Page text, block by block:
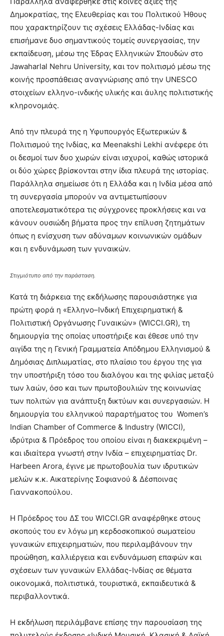
Δημοκρατίας, της Ελευθερίας και του Πολιτικού Ήθους
που χαρακτηρίζουν τις σχέσεις Ελλάδας-Ινδίας και
επισήμανε δυο σημαντικούς τομείς συνεργασίας, την
εκπαίδευση, μέσω της Έδρας Ελληνικών Σπουδών στο
Jawaharlal Nehru University, και τον πολιτισμό μέσω της
κοινής προσπάθειας αναγνώρισης από την UNESCO
στοιχείων ελληνο-ινδικής υλικής και άυλης πολιτιστικής
κληρονομιάς.
Από την πλευρά της η Υφυπουργός Εξωτερικών &
Πολιτισμού της Ινδίας, κα Meenakshi Lekhi ανέφερε ότι
οι δεσμοί των δυο χωρών είναι ισχυροί, καθώς ιστορικά
οι δύο χώρες βρίσκονται στην ίδια πλευρά της ιστορίας.
Παράλληλα σημείωσε ότι η Ελλάδα και η Ινδία μέσα από
τη συνεργασία μπορούν να αντιμετωπίσουν
αποτελεσματικότερα τις σύγχρονες προκλήσεις και να
κάνουν ουσιώδη βήματα προς την επίλυση ζητημάτων
όπως η ενίσχυση των αδύναμων κοινωνικών ομάδων
και η ενδυνάμωση των γυναικών.
Στιγμιότυπο από την παράσταση.
Κατά τη διάρκεια της εκδήλωσης παρουσιάστηκε για
πρώτη φορά η «Ελληνο–Ινδική Επιχειρηματική &
Πολιτιστική Οργάνωσης Γυναικών» (WICCI.GR), τη
δημιουργία της οποίας υποστήριξε και έθεσε υπό την
αιγίδα της η Γενική Γραμματεία Απόδημου Ελληνισμού &
Δημόσιας Διπλωματίας, στο πλαίσιο του έργου της για
την υποστήριξη τόσο του διαλόγου και της φιλίας μεταξύ
των λαών, όσο και των πρωτοβουλιών της κοινωνίας
των πολιτών για ανάπτυξη δικτύων και συνεργασιών. Η
δημιουργία του ελληνικού παραρτήματος του Women’s
Indian Chamber of Commerce & Industry (WICCI),
ιδρύτρια & Πρόεδρος του οποίου είναι η διακεκριμένη –
και ιδιαίτερα γνωστή στην Ινδία – επιχειρηματίας Dr.
Harbeen Arora, έγινε με πρωτοβουλία των ιδρυτικών
μελών κ.κ. Αικατερίνης Σοφιανού & Δέσποινας
Γιαννακοπούλου.
Η Πρόεδρος του ΔΣ του WICCI.GR αναφέρθηκε στους
σκοπούς του εν λόγω μη κερδοσκοπικού σωματείου
γυναικών επιχειρηματιών, που περιλαμβάνουν την
προώθηση, καλλιέργεια και ενδυνάμωση επαφών και
σχέσεων των γυναικών Ελλάδας-Ινδίας σε θέματα
οικονομικά, πολιτιστικά, τουριστικά, εκπαιδευτικά &
περιβαλλοντικά.
Η εκδήλωση περιλάμβανε επίσης την παρουσίαση της